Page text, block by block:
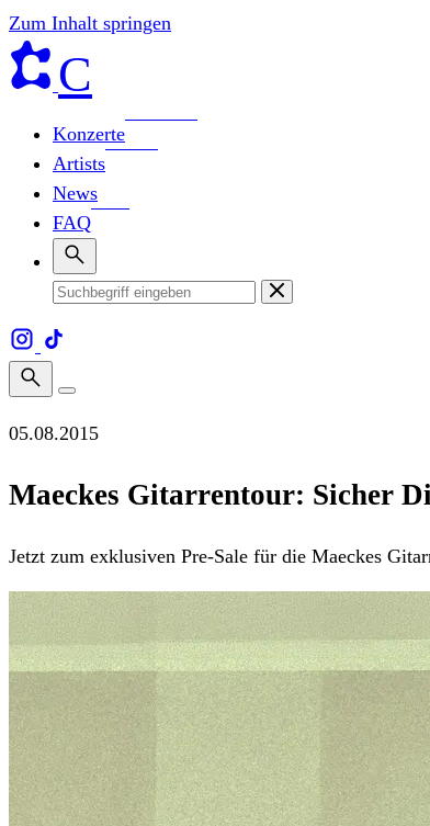
Zum Inhalt springen
C
Konzerte
Artists
News
FAQ
05.08.2015
Maeckes Gitarrentour: Sicher
Jetzt zum exklusiven Pre-Sale für die Maeckes